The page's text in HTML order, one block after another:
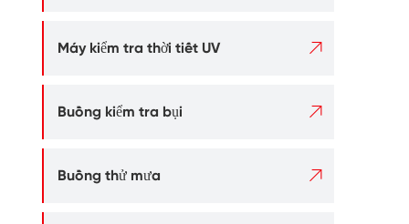
Máy kiểm tra thời tiết UV 
Buồng kiểm tra bụi 
Buồng thử mưa 